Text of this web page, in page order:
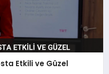
Etkili ve Güzel